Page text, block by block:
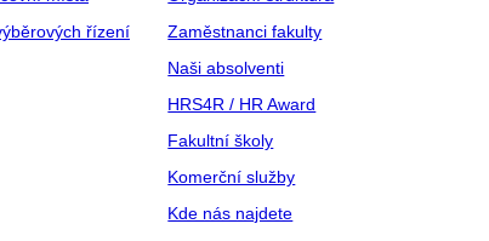
řízení
Zaměstnanci fakulty
Naši absolventi
HRS4R / HR Award
Fakultní školy
Komerční služby
Kde nás najdete